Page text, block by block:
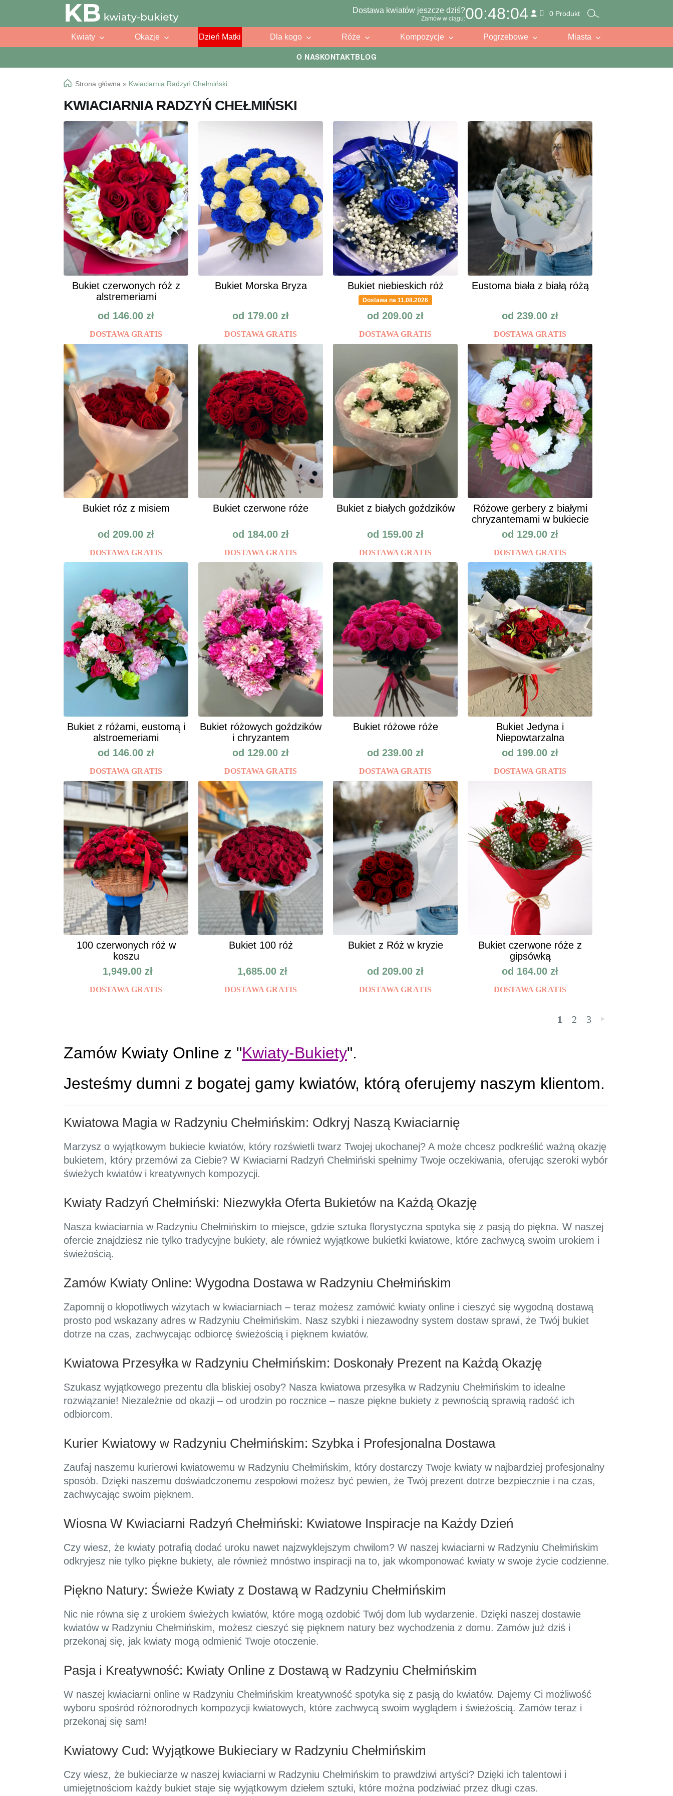
O NASKONTAKTBLOG
Przejdź
do
Przejdź
do
Dostawa kwiatów jeszcze dziś?
Zamów w ciągu:00:48:03 0 Produkt
Kwiaty Okazje Dzień Matki Dla kogo Róże Kompozycje Pogrzebowe Miasta
Strona główna » Kwiaciarnia Radzyń Chełmiński
KWIACIARNIA RADZYŃ CHEŁMIŃSKI
Bukiet czerwonych róż z
alstremeriami
od 146.00 zł
DOSTAWA GRATIS
Bukiet Morska Bryza
od 179.00 zł
DOSTAWA GRATIS
Bukiet niebieskich róż
Dostawa na 11.08.2026
od 209.00 zł
DOSTAWA GRATIS
Eustoma biała z białą różą
od 239.00 zł
DOSTAWA GRATIS
Bukiet róz z misiem
od 209.00 zł
DOSTAWA GRATIS
Bukiet czerwone róże
od 184.00 zł
DOSTAWA GRATIS
Bukiet z białych goździków
od 159.00 zł
DOSTAWA GRATIS
Różowe gerbery z białymi
chryzantemami w bukiecie
od 129.00 zł
DOSTAWA GRATIS
Bukiet z różami, eustomą i
alstroemeriami
od 146.00 zł
DOSTAWA GRATIS
Bukiet różowych goździków
i chryzantem
od 129.00 zł
DOSTAWA GRATIS
Bukiet różowe róże
od 239.00 zł
DOSTAWA GRATIS
Bukiet Jedyna i
Niepowtarzalna
od 199.00 zł
DOSTAWA GRATIS
100 czerwonych róż w
koszu
1,949.00 zł
DOSTAWA GRATIS
Bukiet 100 róż
1,685.00 zł
DOSTAWA GRATIS
Bukiet z Róż w kryzie
od 209.00 zł
DOSTAWA GRATIS
Bukiet czerwone róże z
gipsówką
od 164.00 zł
DOSTAWA GRATIS
1 2 3 »
Zamów Kwiaty Online z "Kwiaty-Bukiety".
Jesteśmy dumni z bogatej gamy kwiatów, którą oferujemy naszym klientom.
Kwiatowa Magia w Radzyniu Chełmińskim: Odkryj Naszą Kwiaciarnię
Marzysz o wyjątkowym bukiecie kwiatów, który rozświetli twarz Twojej ukochanej? A może chcesz podkreślić ważną okazję
bukietem, który przemówi za Ciebie? W Kwiaciarni Radzyń Chełmiński spełnimy Twoje oczekiwania, oferując szeroki wybór
świeżych kwiatów i kreatywnych kompozycji.
Kwiaty Radzyń Chełmiński: Niezwykła Oferta Bukietów na Każdą Okazję
Nasza kwiaciarnia w Radzyniu Chełmińskim to miejsce, gdzie sztuka florystyczna spotyka się z pasją do piękna. W naszej
ofercie znajdziesz nie tylko tradycyjne bukiety, ale również wyjątkowe bukietki kwiatowe, które zachwycą swoim urokiem i
świeżością.
Zamów Kwiaty Online: Wygodna Dostawa w Radzyniu Chełmińskim
Zapomnij o kłopotliwych wizytach w kwiaciarniach – teraz możesz zamówić kwiaty online i cieszyć się wygodną dostawą
prosto pod wskazany adres w Radzyniu Chełmińskim. Nasz szybki i niezawodny system dostaw sprawi, że Twój bukiet
dotrze na czas, zachwycając odbiorcę świeżością i pięknem kwiatów.
Kwiatowa Przesyłka w Radzyniu Chełmińskim: Doskonały Prezent na Każdą Okazję
Szukasz wyjątkowego prezentu dla bliskiej osoby? Nasza kwiatowa przesyłka w Radzyniu Chełmińskim to idealne
rozwiązanie! Niezależnie od okazji – od urodzin po rocznice – nasze piękne bukiety z pewnością sprawią radość ich
odbiorcom.
Kurier Kwiatowy w Radzyniu Chełmińskim: Szybka i Profesjonalna Dostawa
Zaufaj naszemu kurierowi kwiatowemu w Radzyniu Chełmińskim, który dostarczy Twoje kwiaty w najbardziej profesjonalny
sposób. Dzięki naszemu doświadczonemu zespołowi możesz być pewien, że Twój prezent dotrze bezpiecznie i na czas,
zachwycając swoim pięknem.
Wiosna W Kwiaciarni Radzyń Chełmiński: Kwiatowe Inspiracje na Każdy Dzień
Czy wiesz, że kwiaty potrafią dodać uroku nawet najzwyklejszym chwilom? W naszej kwiaciarni w Radzyniu Chełmińskim
odkryjesz nie tylko piękne bukiety, ale również mnóstwo inspiracji na to, jak wkomponować kwiaty w swoje życie codzienne.
Piękno Natury: Świeże Kwiaty z Dostawą w Radzyniu Chełmińskim
Nic nie równa się z urokiem świeżych kwiatów, które mogą ozdobić Twój dom lub wydarzenie. Dzięki naszej dostawie
kwiatów w Radzyniu Chełmińskim, możesz cieszyć się pięknem natury bez wychodzenia z domu. Zamów już dziś i
przekonaj się, jak kwiaty mogą odmienić Twoje otoczenie.
Pasja i Kreatywność: Kwiaty Online z Dostawą w Radzyniu Chełmińskim
W naszej kwiaciarni online w Radzyniu Chełmińskim kreatywność spotyka się z pasją do kwiatów. Dajemy Ci możliwość
wyboru spośród różnorodnych kompozycji kwiatowych, które zachwycą swoim wyglądem i świeżością. Zamów teraz i
przekonaj się sam!
Kwiatowy Cud: Wyjątkowe Bukieciary w Radzyniu Chełmińskim
Czy wiesz, że bukieciarze w naszej kwiaciarni w Radzyniu Chełmińskim to prawdziwi artyści? Dzięki ich talentowi i
umiejętnościom każdy bukiet staje się wyjątkowym dziełem sztuki, które można podziwiać przez długi czas.